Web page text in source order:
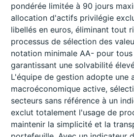
pondérée limitée à 90 jours
allocation d'actifs privilégie
libellés en euros, éliminant tout
processus de sélection des
notation minimale AA- pour
garantissant une solvabilité
L'équipe de gestion adopte une
macroéconomique active,
secteurs sans référence à un
exclut totalement l'usage de
maintenir la simplicité et la